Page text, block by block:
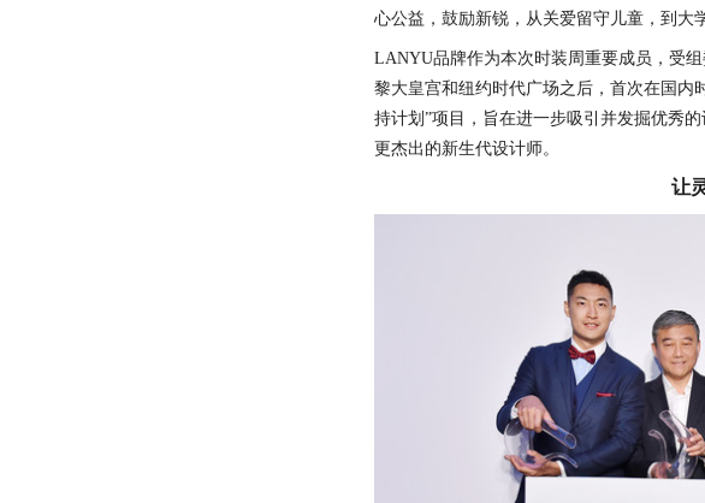
心公益，鼓励新锐，从关爱留守儿童，到大
LANYU品牌作为本次时装周重要成员，受
黎大皇宫和纽约时代广场之后，首次在国内
持计划”项目，旨在进一步吸引并发掘优秀
更杰出的新生代设计师。
让